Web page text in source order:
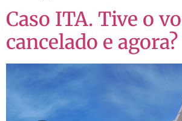
Caso ITA. Tive o
cancelado e agora?